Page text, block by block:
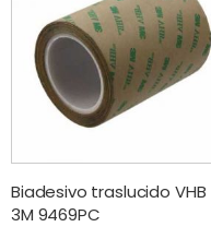
Biadesivo traslucido VHB
3M 9469PC